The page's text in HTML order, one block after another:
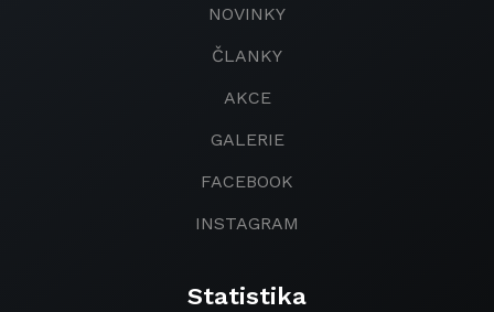
NOVINKY
ČLANKY
AKCE
GALERIE
FACEBOOK
INSTAGRAM
Statistika